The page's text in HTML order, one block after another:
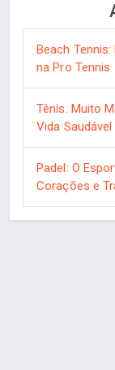
Beach Tennis:
na Pro Tennis
Tênis: Muito
Vida
Padel: O
Corações e